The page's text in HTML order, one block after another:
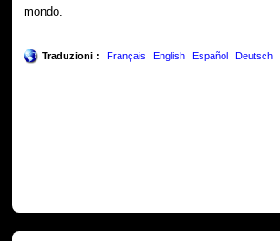
mondo.
Traduzioni : Français English Español Deutsch